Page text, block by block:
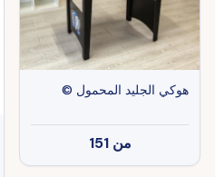
هوكي الجليد المحمول ©
من 151